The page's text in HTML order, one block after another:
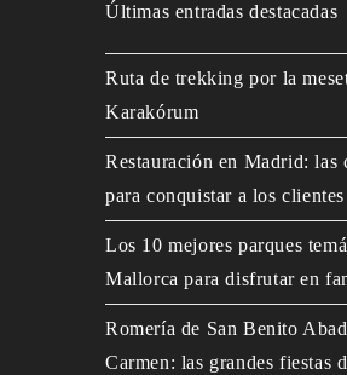
Últimas entradas destacadas
Ruta de trekking por la
Karakórum
Restauración en Madrid: las
para conquistar a los clientes
Los 10 mejores parques
Mallorca para disfrutar en
Romería de San Benito
Carmen: las grandes fiestas